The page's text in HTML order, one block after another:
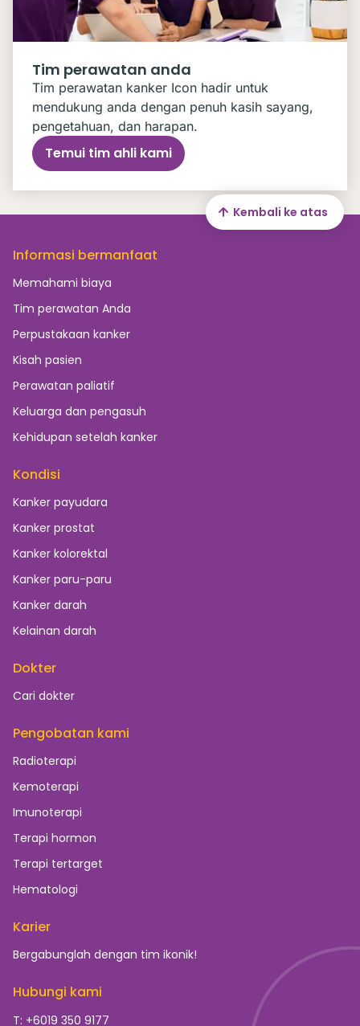
Tim perawatan anda
Tim perawatan kanker Icon hadir untuk
mendukung anda dengan penuh kasih sayang,
pengetahuan, dan harapan.
Temui tim ahli kami
Informasi bermanfaat
Memahami biaya
Tim perawatan Anda
Perpustakaan kanker
Kisah pasien
Perawatan paliatif
Keluarga dan pengasuh
Kehidupan setelah kanker
Kondisi
Kanker payudara
Kanker prostat
Kanker kolorektal
Kanker paru-paru
Kanker darah
Kelainan darah
Dokter
Cari dokter
Pengobatan kami
Radioterapi
Kemoterapi
Imunoterapi
Terapi hormon
Terapi tertarget
Hematologi
Karier
Bergabunglah dengan tim ikonik!
Hubungi kami
T: +6019 350 9177
Kembali ke atas